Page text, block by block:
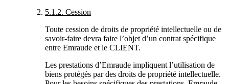
5.1.2. Cession
Toute cession de droits de propriété intellectuelle ou de
savoir-faire devra faire l’objet d’un contrat spécifique
entre Emraude et le CLIENT.
Les prestations d’Emraude impliquent l’utilisation de
biens protégés par des droits de propriété intellectuelle.